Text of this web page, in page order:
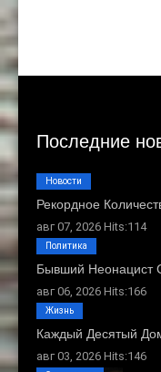
Последние
Рекордное
авг 07, 2026 Hits:114
Новости
Бывший Неонацист
авг 06, 2026 Hits:166
Политика
Каждый Десятый
авг 03, 2026 Hits:146
Жизнь